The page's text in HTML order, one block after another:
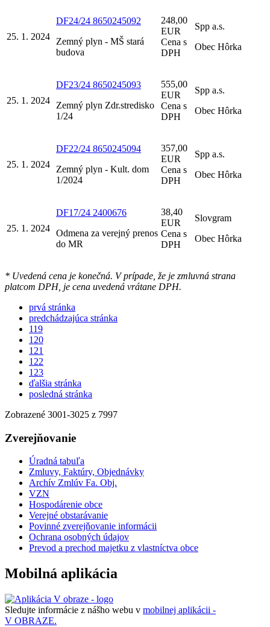
25. 1. 2024
DF24/24 8650245092
Zemný plyn - MŠ stará
budova
248,00
EUR
Cena s
DPH
Spp a.s.
Obec Hôrka
25. 1. 2024
DF23/24 8650245093
Zemný plyn Zdr.stredisko
1/24
555,00
EUR
Cena s
DPH
Spp a.s.
Obec Hôrka
25. 1. 2024
DF22/24 8650245094
Zemný plyn - Kult. dom
1/2024
357,00
EUR
Cena s
DPH
Spp a.s.
Obec Hôrka
25. 1. 2024
DF17/24 2400676
Odmena za verejný prenos
do MR
38,40
EUR
Cena s
DPH
Slovgram
Obec Hôrka
* Uvedená cena je konečná. V prípade, že je zmluvná strana
platcom DPH, je cena uvedená vrátane DPH.
prvá stránka
predchádzajúca stránka
119
120
121
122
123
ďalšia stránka
posledná stránka
Zobrazené 3001-3025 z 7997
Zverejňovanie
Úradná tabuľa
Zmluvy, Faktúry, Objednávky
Archív Zmlúv Fa. Obj.
VZN
Hospodárenie obce
Verejné obstarávanie
Povinné zverejňovanie informácii
Ochrana osobných údajov
Prevod a prechod majetku z vlastníctva obce
Mobilná aplikácia
Sledujte informácie z nášho webu v mobilnej aplikácii -
V OBRAZE.